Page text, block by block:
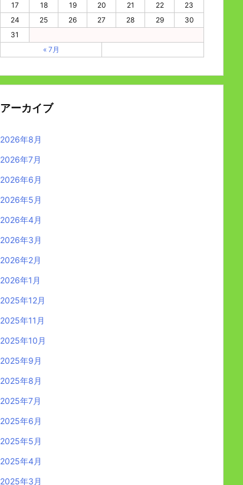
17
18 19 20 21 22
23
24
25 26 27 28 29
30
31
« 7月
アーカイブ
2026年8月
2026年7月
2026年6月
2026年5月
2026年4月
2026年3月
2026年2月
2026年1月
2025年12月
2025年11月
2025年10月
2025年9月
2025年8月
2025年7月
2025年6月
2025年5月
2025年4月
2025年3月